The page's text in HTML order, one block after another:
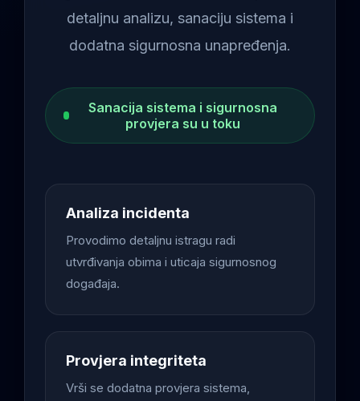
detaljnu analizu, sanaciju sistema i
dodatna sigurnosna unapređenja.
Sanacija sistema i sigurnosna
provjera su u toku
Analiza incidenta
Provodimo detaljnu istragu radi
utvrđivanja obima i uticaja sigurnosnog
događaja.
Provjera integriteta
Vrši se dodatna provjera sistema,